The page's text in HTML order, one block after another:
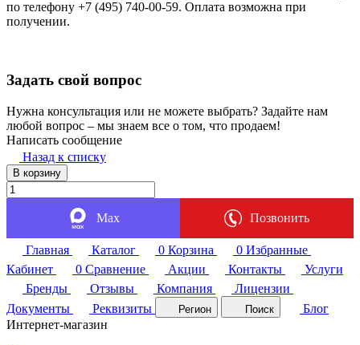
по телефону +7 (495) 740-00-59. Оплата возможна при
получении.
Задать свой вопрос
Нужна консультация или не можете выбрать? Задайте нам
любой вопрос – мы знаем все о том, что продаем!
Написать сообщение
Назад к списку
В корзину
Max Позвонить
Главная Каталог 0 Корзина 0 Избранные
Кабинет
0 Сравнение Акции Контакты
Услуги
Бренды
Отзывы Компания
Лицензии
Документы
Реквизиты Регион Поиск
Блог
Интернет-магазин